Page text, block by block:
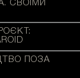
СВОЇМИ
ПОЗА